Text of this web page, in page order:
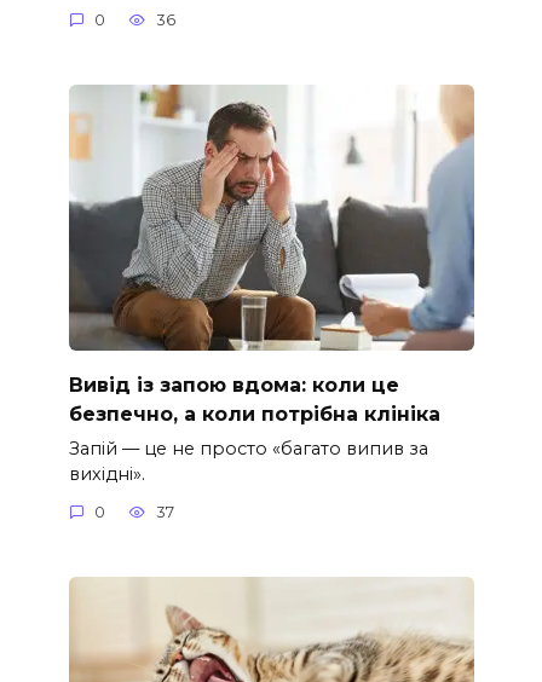
0 36
Вивід із запою вдома: коли це
безпечно, а коли потрібна клініка
Запій — це не просто «багато випив за
вихідні».
0 37